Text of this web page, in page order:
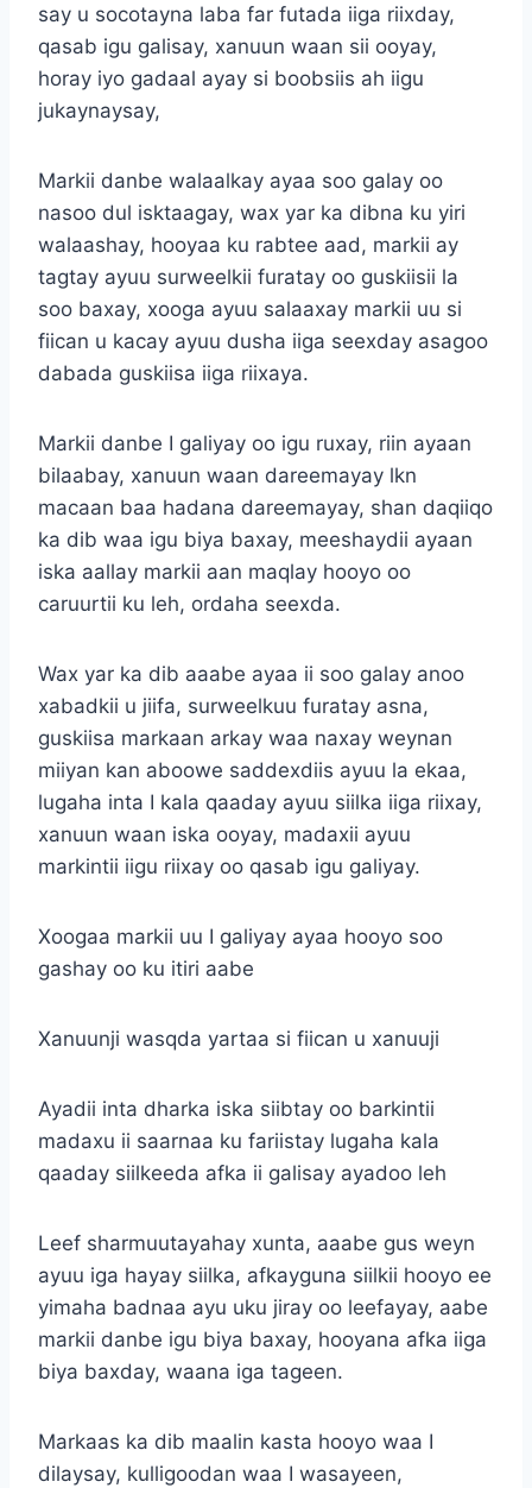
say u socotayna laba far futada iiga riixday,
qasab igu galisay, xanuun waan sii ooyay,
horay iyo gadaal ayay si boobsiis ah iigu
jukaynaysay,
Markii danbe walaalkay ayaa soo galay oo
nasoo dul isktaagay, wax yar ka dibna ku yiri
walaashay, hooyaa ku rabtee aad, markii ay
tagtay ayuu surweelkii furatay oo guskiisii la
soo baxay, xooga ayuu salaaxay markii uu si
fiican u kacay ayuu dusha iiga seexday asagoo
dabada guskiisa iiga riixaya.
Markii danbe I galiyay oo igu ruxay, riin ayaan
bilaabay, xanuun waan dareemayay lkn
macaan baa hadana dareemayay, shan daqiiqo
ka dib waa igu biya baxay, meeshaydii ayaan
iska aallay markii aan maqlay hooyo oo
caruurtii ku leh, ordaha seexda.
Wax yar ka dib aaabe ayaa ii soo galay anoo
xabadkii u jiifa, surweelkuu furatay asna,
guskiisa markaan arkay waa naxay weynan
miiyan kan aboowe saddexdiis ayuu la ekaa,
lugaha inta I kala qaaday ayuu siilka iiga riixay,
xanuun waan iska ooyay, madaxii ayuu
markintii iigu riixay oo qasab igu galiyay.
Xoogaa markii uu I galiyay ayaa hooyo soo
gashay oo ku itiri aabe
Xanuunji wasqda yartaa si fiican u xanuuji
Ayadii inta dharka iska siibtay oo barkintii
madaxu ii saarnaa ku fariistay lugaha kala
qaaday siilkeeda afka ii galisay ayadoo leh
Leef sharmuutayahay xunta, aaabe gus weyn
ayuu iga hayay siilka, afkayguna siilkii hooyo ee
yimaha badnaa ayu uku jiray oo leefayay, aabe
markii danbe igu biya baxay, hooyana afka iiga
biya baxday, waana iga tageen.
Markaas ka dib maalin kasta hooyo waa I
dilaysay, kulligoodan waa I wasayeen,